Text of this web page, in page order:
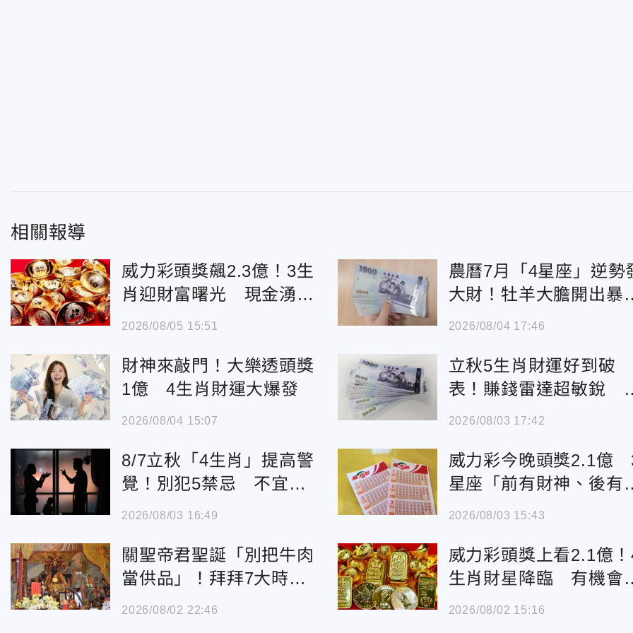
相關報導
威力彩頭獎飆2.3億！3生
肖迎財富曙光 現金湧入
袋
2026/08/05 15:51
農曆7月「4星座」逆勢
大財！牡羊大膽開出暴
之路
2026/08/04 17:46
財神來敲門！大樂透頭獎
1億 4生肖財運大爆發
2026/08/04 15:07
立秋5生肖財運好到破
表！賺錢雷達超敏銳
豬金庫滿滿
2026/08/03 17:42
8/7立秋「4生肖」提高警
覺！別犯5禁忌 不宜吵
架、殺生
2026/08/03 16:49
威力彩今晚頭獎2.1億
星座「前有財神、後有
人」
2026/08/03 15:43
關聖帝君聖誕「別把牛肉
當供品」！拜拜7大時辰
曝
2026/08/02 22:46
威力彩頭獎上看2.1億
生肖財星降臨 有機會
獎
2026/08/02 15:16